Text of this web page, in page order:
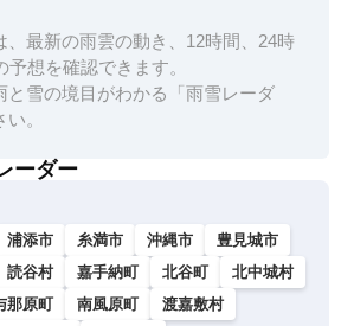
、最新の雨雲の動き、12時間、24時
想を確認できます。
と雪の境目がわかる「雨雪レーダ
。
ーダー
浦添市 糸満市 沖縄市
豊見城市
読谷村 嘉手納町 北谷町
北中城村
那原町 南風原町
渡嘉敷村